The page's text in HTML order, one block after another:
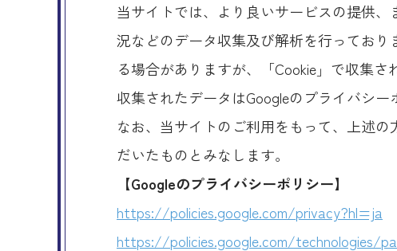
当サイトでは、より良いサービスの提供
況などのデータ収集及び解析を行ってお
る場合がありますが、「Cookie」で収集さ
収集されたデータはGoogleのプライバシー
なお、当サイトのご利用をもって、上述
だいたものとみなします。
【Googleのプライバシーポリシー】
https://policies.google.com/privacy?hl=ja
https://policies.google.com/technologies/